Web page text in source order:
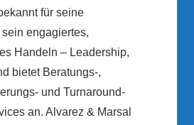
für seine
engagiertes,
Handeln – Leadership,
bietet Beratungs-,
und Turnaround-
an. Alvarez & Marsal